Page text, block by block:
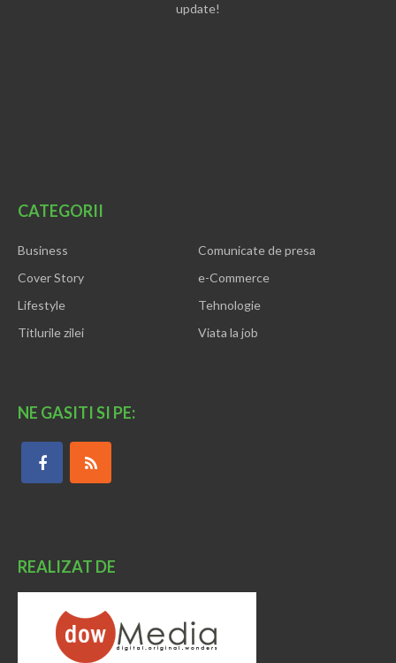
update!
CATEGORII
Business
Comunicate de presa
Cover Story
e-Commerce
Lifestyle
Tehnologie
Titlurile zilei
Viata la job
NE GASITI SI PE:
REALIZAT DE